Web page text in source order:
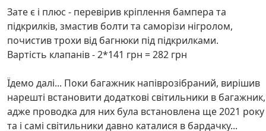
Зате є і плюс - перевірив кріплення бампера та
підкрилків, змастив болти та саморізи нігролом,
почистив трохи від багнюки під підкрилками.
Вартість клапанів - 2*141 грн = 282 грн
Їдемо далі... Поки багажник напіврозібраний, вирішив
нарешті встановити додаткові світильники в багажник,
адже проводка для них була встановлена ще 2021 року
та і самі світильники давно каталися в бардачку...